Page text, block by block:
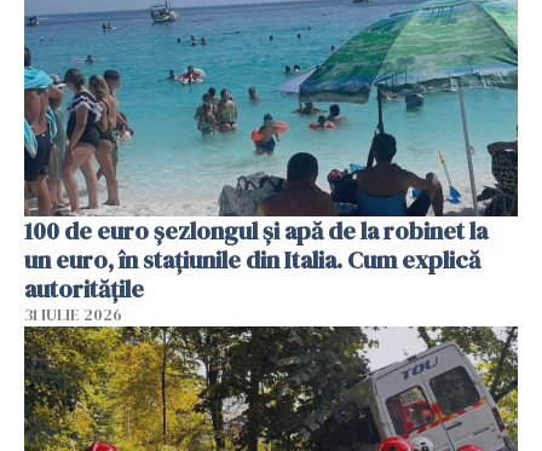
100 de euro șezlongul și apă de la robinet la
un euro, în stațiunile din Italia. Cum explică
autoritățile
31 IULIE 2026